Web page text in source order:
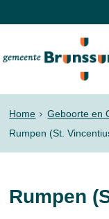
Home Geboorte en
Rumpen (St.
Rumpen